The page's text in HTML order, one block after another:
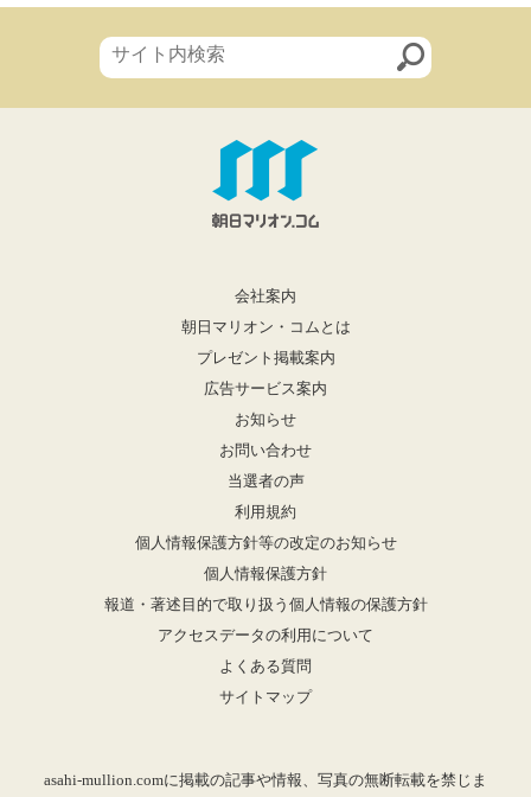
会社案内
朝日マリオン・コムとは
プレゼント掲載案内
広告サービス案内
お知らせ
お問い合わせ
当選者の声
利用規約
個人情報保護方針等の改定のお知らせ
個人情報保護方針
報道・著述目的で取り扱う個人情報の保護方針
アクセスデータの利用について
よくある質問
サイトマップ
asahi-mullion.comに掲載の記事や情報、写真の無断転載を禁じま